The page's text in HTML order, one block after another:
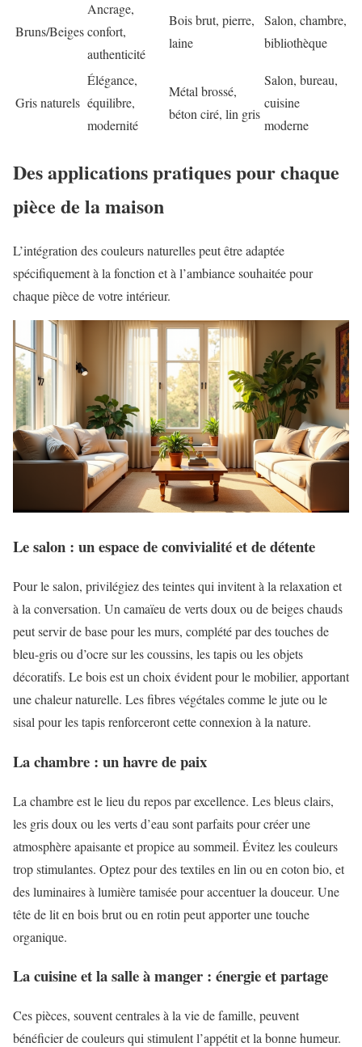
Bruns/Beiges
Ancrage,
confort,
authenticité
Bois brut, pierre,
laine
Salon, chambre,
bibliothèque
Gris naturels
Élégance,
équilibre,
modernité
Métal brossé,
béton ciré, lin gris
Salon, bureau,
cuisine
moderne
Des applications pratiques pour chaque
pièce de la maison
L’intégration des couleurs naturelles peut être adaptée
spécifiquement à la fonction et à l’ambiance souhaitée pour
chaque pièce de votre intérieur.
Le salon : un espace de convivialité et de détente
Pour le salon, privilégiez des teintes qui invitent à la relaxation et
à la conversation. Un camaïeu de verts doux ou de beiges chauds
peut servir de base pour les murs, complété par des touches de
bleu-gris ou d’ocre sur les coussins, les tapis ou les objets
décoratifs. Le bois est un choix évident pour le mobilier, apportant
une chaleur naturelle. Les fibres végétales comme le jute ou le
sisal pour les tapis renforceront cette connexion à la nature.
La chambre : un havre de paix
La chambre est le lieu du repos par excellence. Les bleus clairs,
les gris doux ou les verts d’eau sont parfaits pour créer une
atmosphère apaisante et propice au sommeil. Évitez les couleurs
trop stimulantes. Optez pour des textiles en lin ou en coton bio, et
des luminaires à lumière tamisée pour accentuer la douceur. Une
tête de lit en bois brut ou en rotin peut apporter une touche
organique.
La cuisine et la salle à manger : énergie et partage
Ces pièces, souvent centrales à la vie de famille, peuvent
bénéficier de couleurs qui stimulent l’appétit et la bonne humeur.